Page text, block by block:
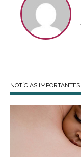
NOTÍCIAS IMPORTANTES